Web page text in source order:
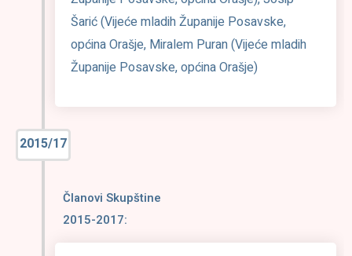
Šarić (Vijeće mladih Županije Posavske,
općina Orašje, Miralem Puran (Vijeće mladih
Županije Posavske, općina Orašje)
2015/17
Članovi Skupštine
2015-2017: